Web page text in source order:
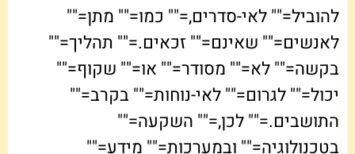
להוביל="" לאי-סדרים,="" כמו="" מתן=""
לאנשים="" שאינם="" זכאים.="" תהליך=""
בקשה="" לא="" מסודר="" או="" שקוף=""
יכול="" לגרום="" לאי-נוחות="" בקרב=""
התושבים.="" לכן,="" השקעה=""
בטכנולוגיה="" ובמערכות="" מידע=""